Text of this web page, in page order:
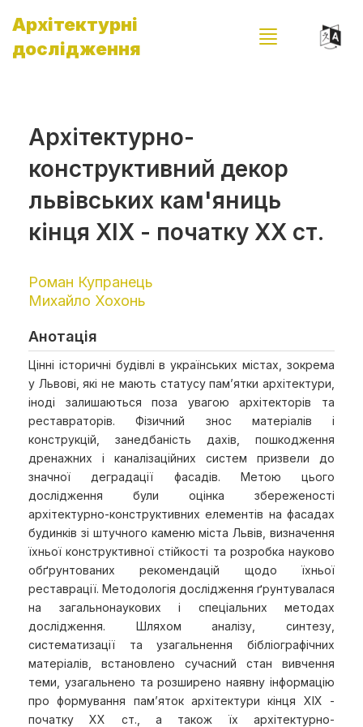
Архітектурні
дослідження
Архітектурно-
конструктивний декор
львівських кам'яниць
кінця XIX - початку XX ст.
Роман Купранець
Михайло Хохонь
Анотація
Цінні історичні будівлі в українських містах, зокрема
у Львові, які не мають статусу пам’ятки архітектури,
іноді залишаються поза увагою архітекторів та
реставраторів. Фізичний знос матеріалів і
конструкцій, занедбаність дахів, пошкодження
дренажних і каналізаційних систем призвели до
значної деградації фасадів. Метою цього
дослідження були оцінка збереженості
архітектурно-конструктивних елементів на фасадах
будинків зі штучного каменю міста Львів, визначення
їхньої конструктивної стійкості та розробка науково
обґрунтованих рекомендацій щодо їхньої
реставрації. Методологія дослідження ґрунтувалася
на загальнонаукових і спеціальних методах
дослідження. Шляхом аналізу, синтезу,
систематизації та узагальнення бібліографічних
матеріалів, встановлено сучасний стан вивчення
теми, узагальнено та розширено наявну інформацію
про формування пам’яток архітектури кінця XIX -
початку XX ст., а також їх архітектурно-